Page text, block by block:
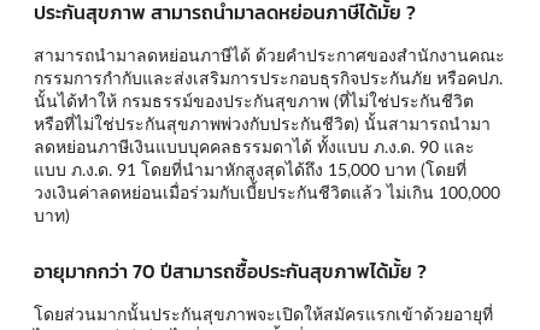
ประกันสุขภาพ สามารถนำมาลดหย่อนภาษีได้มั้ย ?
สามารถนำมาลดหย่อนภาษีได้ ด้วยคำประกาศของสำนักงานคณะ
กรรมการกำกับและส่งเสริมการประกอบธุรกิจประกันภัย หรือคปภ.
นั้นได้ทำให้ กรมธรรม์ของประกันสุขภาพ (ที่ไม่ใช่ประกันชีวิต
หรือที่ไม่ใช่ประกันสุขภาพพ่วงกับประกันชีวิต) นั้นสามารถนำมา
ลดหย่อนภาษีเงินแบบบุคคลธรรมดาได้ ทั้งแบบ ภ.ง.ด. 90 และ
แบบ ภ.ง.ด. 91 โดยที่นำมาหักสูงสุดได้ถึง 15,000 บาท (โดยที่
วงเงินค่าลดหย่อนเมื่อร่วมกับเบี้ยประกันชีวิตแล้ว ไม่เกิน 100,000
บาท)
อายุมากกว่า 70 ปีสามารถซื้อประกันสุขภาพได้มั้ย ?
โดยส่วนมากนั้นประกันสุขภาพจะเปิดให้สมัครแรกเข้าด้วยอายุที่